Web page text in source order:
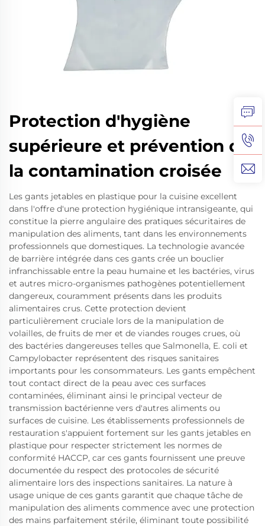
Protection d'hygiène
supérieure et prévention de
la contamination croisée
Les gants jetables en plastique pour la cuisine excellent
dans l'offre d'une protection hygiénique intransigeante, qui
constitue la pierre angulaire des pratiques sécuritaires de
manipulation des aliments, tant dans les environnements
professionnels que domestiques. La technologie avancée
de barrière intégrée dans ces gants crée un bouclier
infranchissable entre la peau humaine et les bactéries, virus
et autres micro-organismes pathogènes potentiellement
dangereux, couramment présents dans les produits
alimentaires crus. Cette protection devient
particulièrement cruciale lors de la manipulation de
volailles, de fruits de mer et de viandes rouges crues, où
des bactéries dangereuses telles que Salmonella, E. coli et
Campylobacter représentent des risques sanitaires
importants pour les consommateurs. Les gants empêchent
tout contact direct de la peau avec ces surfaces
contaminées, éliminant ainsi le principal vecteur de
transmission bactérienne vers d'autres aliments ou
surfaces de cuisine. Les établissements professionnels de
restauration s'appuient fortement sur les gants jetables en
plastique pour respecter strictement les normes de
conformité HACCP, car ces gants fournissent une preuve
documentée du respect des protocoles de sécurité
alimentaire lors des inspections sanitaires. La nature à
usage unique de ces gants garantit que chaque tâche de
manipulation des aliments commence avec une protection
des mains parfaitement stérile, éliminant toute possibilité